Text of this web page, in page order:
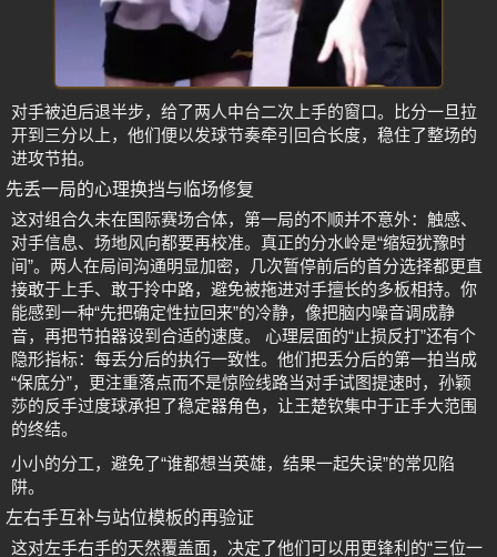
对手被迫后退半步，给了两人中台二次上手的窗口。比分一旦拉
开到三分以上，他们便以发球节奏牵引回合长度，稳住了整场的
进攻节拍。
先丢一局的心理换挡与临场修复
这对组合久未在国际赛场合体，第一局的不顺并不意外：触感、
对手信息、场地风向都要再校准。真正的分水岭是“缩短犹豫时
间”。两人在局间沟通明显加密，几次暂停前后的首分选择都更直
接敢于上手、敢于拎中路，避免被拖进对手擅长的多板相持。你
能感到一种“先把确定性拉回来”的冷静，像把脑内噪音调成静
音，再把节拍器设到合适的速度。 心理层面的“止损反打”还有个
隐形指标：每丢分后的执行一致性。他们把丢分后的第一拍当成
“保底分”，更注重落点而不是惊险线路当对手试图提速时，孙颖
莎的反手过度球承担了稳定器角色，让王楚钦集中于正手大范围
的终结。
小小的分工，避免了“谁都想当英雄，结果一起失误”的常见陷
阱。
左右手互补与站位模板的再验证
这对左手右手的天然覆盖面，决定了他们可以用更锋利的“三位一